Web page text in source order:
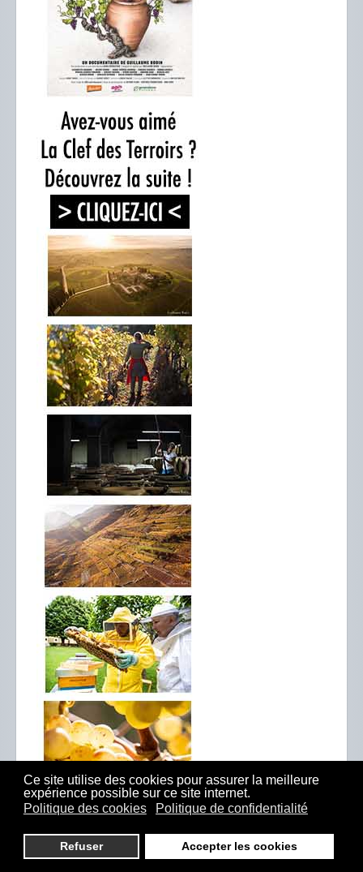
Ce site utilise des cookies pour assurer la meilleure
expérience possible sur ce site internet.
Politique des cookies
Politique de confidentialité
Refuser Accepter les cookies